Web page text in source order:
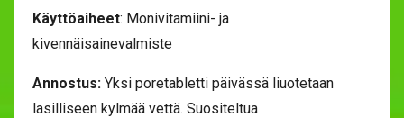
Käyttöaiheet: Monivitamiini- ja
kivennäisainevalmiste
Annostus: Yksi poretabletti päivässä liuotetaan
lasilliseen kylmää vettä. Suositeltua